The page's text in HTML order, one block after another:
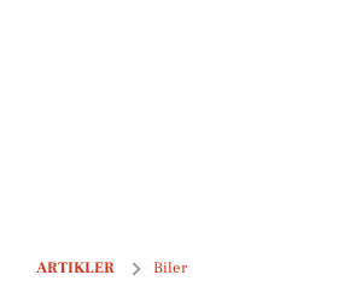
ARTIKLER Biler
Biler netop sat til salg i Hellebæk